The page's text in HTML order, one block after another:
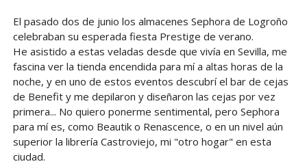
El pasado dos de junio los almacenes Sephora de Logroño
celebraban su esperada fiesta Prestige de verano.
He asistido a estas veladas desde que vivía en Sevilla, me
fascina ver la tienda encendida para mí a altas horas de la
noche, y en uno de estos eventos descubrí el bar de cejas
de Benefit y me depilaron y diseñaron las cejas por vez
primera... No quiero ponerme sentimental, pero Sephora
para mí es, como Beautik o Renascence, o en un nivel aún
superior la librería Castroviejo, mi "otro hogar" en esta
ciudad.